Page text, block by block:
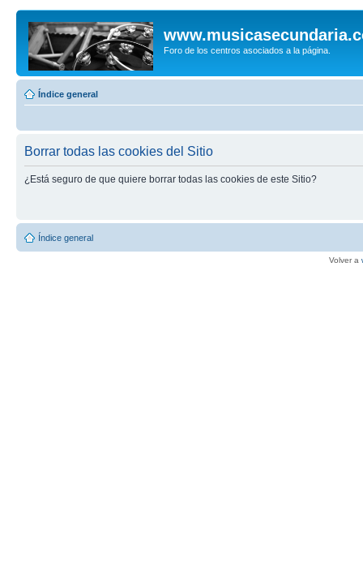
Foro de los centros asociados a la página.
Índice general
Borrar todas las cookies del Sitio
¿Está seguro de que quiere borrar todas las cookies de este Sitio?
Índice general
Volver a